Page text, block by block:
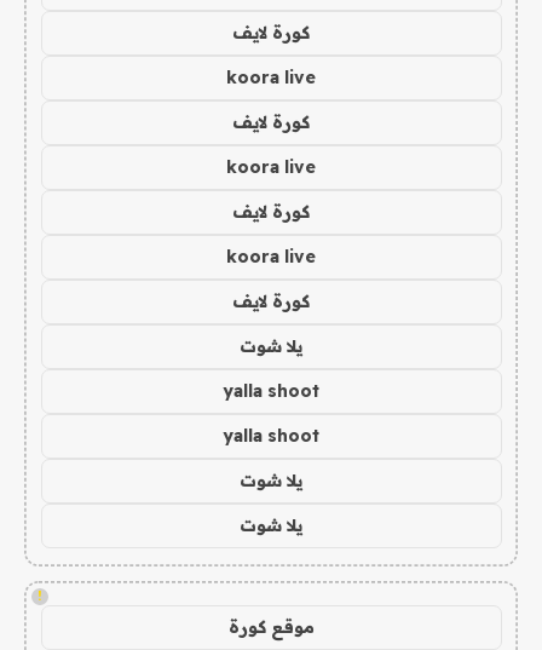
كورة لايف
koora live
كورة لايف
koora live
كورة لايف
koora live
كورة لايف
يلا شوت
yalla shoot
yalla shoot
يلا شوت
يلا شوت
!
موقع كورة